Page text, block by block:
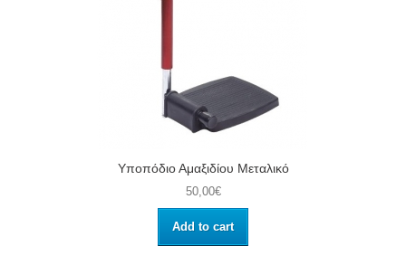
Υποπόδιο Αμαξιδίου Μεταλικό
50,00€
Add to cart